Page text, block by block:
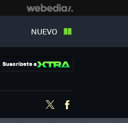
NUEVO
Suscríbete a
Twitter